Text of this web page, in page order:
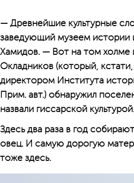
— Древнейшие культурные
заведую­щий музеем истории
Хамидов. — Вот на том холме
Окладников (который,
директором Института
Прим. авт.) обнаружил
назвали гиссарской культурой.
Здесь два раза в год
овец. И самую дорогую
тоже здесь.